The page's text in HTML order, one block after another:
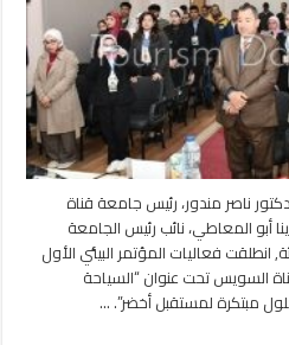
الأول
لكلية
السياحة
والفنادق بجامعة
القناة
مغلقة
ناصر مندور، رئيس جامعة قناة
أبو المعاطي، نائب رئيس الجامعة
فعاليات المؤتمر البيئي الأول
السويس تحت عنوان “السياحة
مبتكرة لمستقبل أخضر”. …